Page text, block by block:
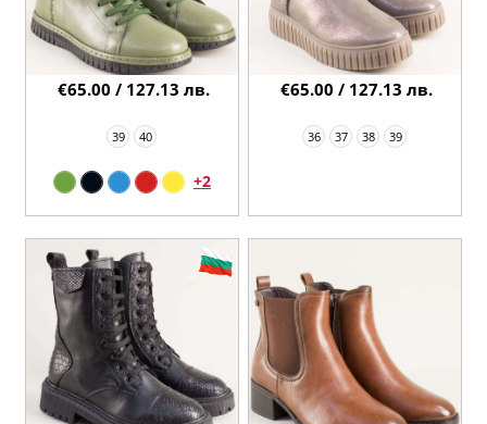
39 40
+2
€65.00 / 127.13 лв.
36 37 38 39
€65.00 / 127.13 лв.